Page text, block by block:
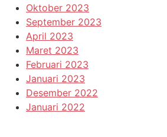
Oktober 2023
September 2023
April 2023
Maret 2023
Februari 2023
Januari 2023
Desember 2022
Januari 2022